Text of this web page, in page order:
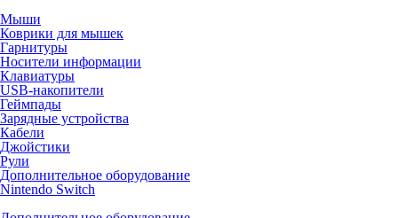
Мыши
Коврики для мышек
Гарнитуры
Носители информации
Клавиатуры
USB-накопители
Геймпады
Зарядные устройства
Кабели
Джойстики
Рули
Дополнительное оборудование
Nintendo Switch